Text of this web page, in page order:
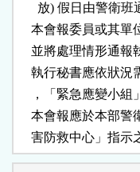
放) 假日由警衛班
本會報委員或其
並將處理情形通報
執行秘書應依狀
，「緊急應變小
本會報應於本部
害防救中心」指